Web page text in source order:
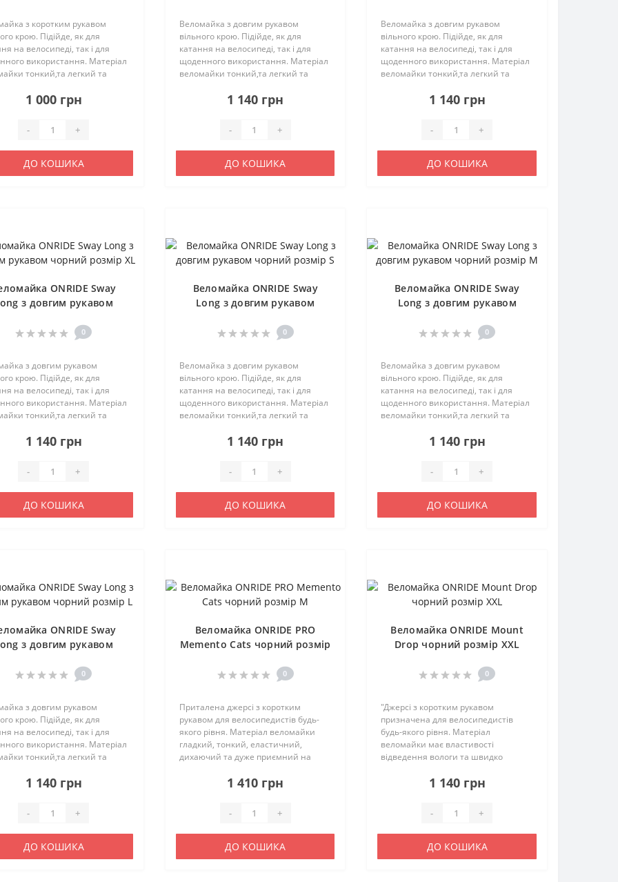
з коротким рукавом
крою. Підійде, як для
на велосипеді, так і для
використання. Матеріал
тонкий,та легкий та
висихає. З боків є вставки з
1 000 грн
- +
ДО КОШИКА
Веломайка з довгим рукавом
вільного крою. Підійде, як для
катання на велосипеді, так і для
щоденного використання. Матеріал
веломайки тонкий,та легкий та
швидко висихає. З боків є вставки з
1 140 грн
- +
ДО КОШИКА
Веломайка з довгим рукавом
вільного крою. Підійде, як для
катання на велосипеді, так і для
щоденного використання. Матеріал
веломайки тонкий,та легкий та
швидко висихає. З боків є вставки з
1 140 грн
- +
ДО КОШИКА
ONRIDE Sway
з довгим рукавом
0
з довгим рукавом
крою. Підійде, як для
на велосипеді, так і для
використання. Матеріал
тонкий,та легкий та
висихає. З боків є вставки з
1 140 грн
- +
ДО КОШИКА
Веломайка ONRIDE Sway
Long з довгим рукавом
0
Веломайка з довгим рукавом
вільного крою. Підійде, як для
катання на велосипеді, так і для
щоденного використання. Матеріал
веломайки тонкий,та легкий та
швидко висихає. З боків є вставки з
1 140 грн
- +
ДО КОШИКА
Веломайка ONRIDE Sway
Long з довгим рукавом
0
Веломайка з довгим рукавом
вільного крою. Підійде, як для
катання на велосипеді, так і для
щоденного використання. Матеріал
веломайки тонкий,та легкий та
швидко висихає. З боків є вставки з
1 140 грн
- +
ДО КОШИКА
ONRIDE Sway
з довгим рукавом
0
з довгим рукавом
крою. Підійде, як для
на велосипеді, так і для
використання. Матеріал
тонкий,та легкий та
висихає. З боків є вставки з
1 140 грн
- +
ДО КОШИКА
Веломайка ONRIDE PRO
Memento Cats чорний розмір
0
Приталена джерсі з коротким
рукавом для велосипедистів будь-
якого рівня. Матеріал веломайки
гладкий, тонкий, еластичний,
дихаючий та дуже приємний на
швидко висихає. Рукава майки
1 410 грн
- +
ДО КОШИКА
Веломайка ONRIDE Mount
Drop чорний розмір XXL
0
"Джерсі з коротким рукавом
призначена для велосипедистів
будь-якого рівня. Матеріал
веломайки має властивості
відведення вологи та швидко
анатомічний крій, що підвищує
1 140 грн
- +
ДО КОШИКА